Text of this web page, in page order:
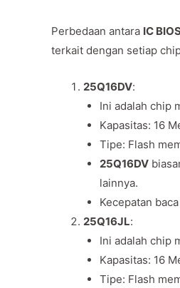
Perbedaan antara IC
terkait dengan setiap
25Q16DV:
Ini adalah chip
Kapasitas: 16
Tipe: Flash
25Q16DV
lainnya.
Kecepatan
25Q16JL:
Ini adalah chip
Kapasitas: 16
Tipe: Flash